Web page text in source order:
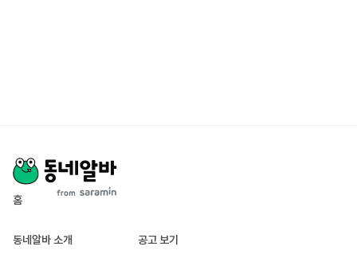
홈
동네알바 소개 공고 보기